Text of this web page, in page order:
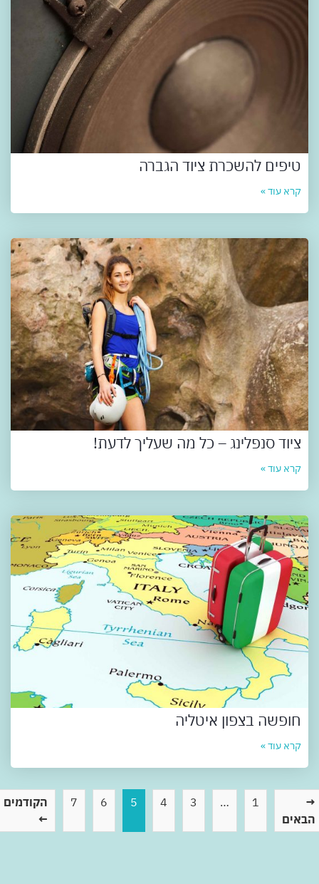
טיפים להשכרת ציוד הגברה
קרא עוד »
ציוד סנפלינג – כל מה שעליך לדעת!
קרא עוד »
חופשה בצפון איטליה
קרא עוד »
→
הבאים
1
…
3
4
5
6
7
הקודמים
←